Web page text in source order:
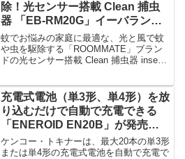
除！光センサー搭載 Clean 捕虫
器 「EB-RM20G」イーバランス
より発売！
蚊でお悩みの家庭に最適な、光と風で蚊
や虫を駆除する「ROOMMATE」ブラン
ドの光センサー搭載 Clean 捕虫器 insect
充電式電池（単3形、単4形）を放
り込むだけで自動で充電できる
「ENEROID EN20B」が発売！
充電する煩わしさから開放！
ケンコー・トキナーは、最大20本の単3形
または単4形の充電式電池を自動で充電で